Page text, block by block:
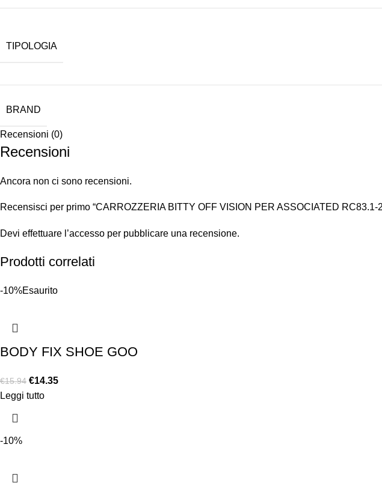
TIPOLOGIA
BRAND
Recensioni (0)
Recensioni
Ancora non ci sono recensioni.
Recensisci per primo “CARROZZERIA BITTY OFF VISION PER ASSOCIATED
Devi effettuare l’accesso per pubblicare una recensione.
Prodotti correlati
-10%Esaurito
BODY FIX SHOE GOO
€15.94 €14.35
Leggi tutto
-10%